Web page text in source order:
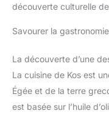
découverte culturelle de
Savourer la
La découverte d’une
La cuisine de Kos est
Égée et de la terre
est basée sur l’huile